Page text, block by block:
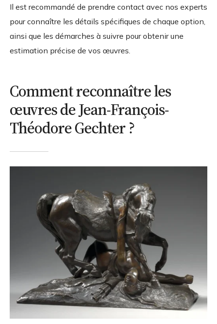
Il est recommandé de prendre contact avec nos experts
pour connaître les détails spécifiques de chaque option,
ainsi que les démarches à suivre pour obtenir une
estimation précise de vos œuvres.
Comment reconnaître les
œuvres de Jean-François-
Théodore Gechter ?